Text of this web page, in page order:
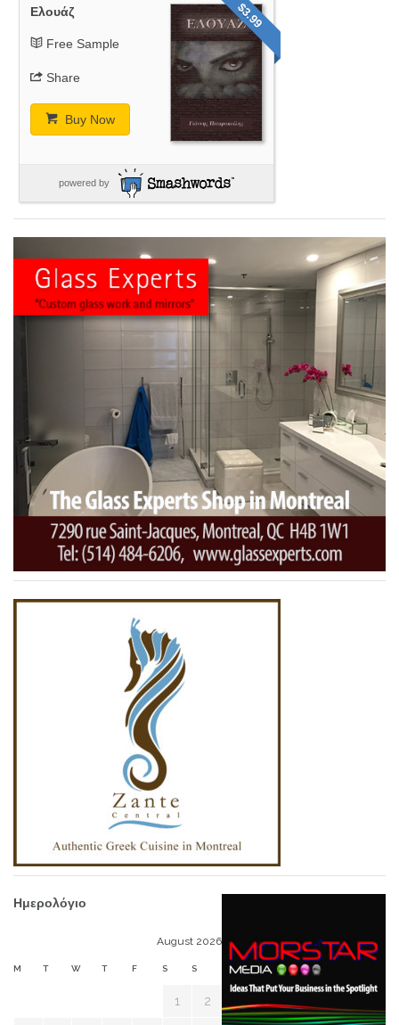
$3.99
Ελουάζ
Free Sample
Share
Buy Now
powered by
Ημερολόγιο
August 2026
M T W T F S S
1 2